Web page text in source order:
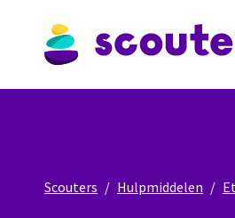
Scouters Hulpmiddelen